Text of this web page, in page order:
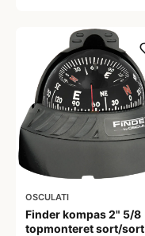
OSCULATI
Finder kompas 2" 5/8
topmonteret sort/sort